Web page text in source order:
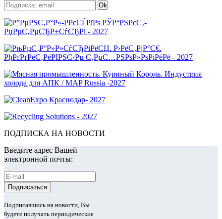
ПОДПИСКА НА НОВОСТИ
Введите адрес Вашей
электронной почты:
Подписавшись на новости, Вы
будете получать периодические